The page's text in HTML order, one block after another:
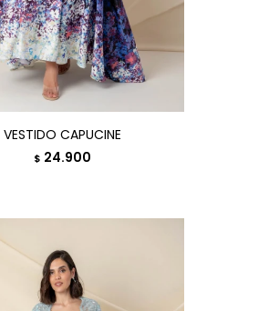
VESTIDO CAPUCINE
$ 24.900